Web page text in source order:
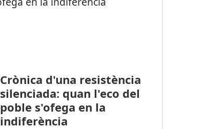
Crònica d'una resistència
silenciada: quan l'eco del
poble s'ofega en la
indiferència